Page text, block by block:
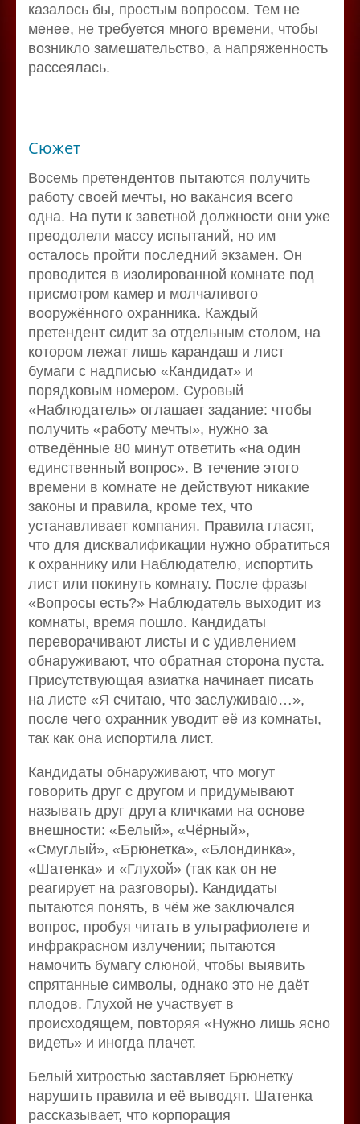
казалось бы, простым вопросом. Тем не
менее, не требуется много времени, чтобы
возникло замешательство, а напряженность
рассеялась.
Сюжет
Восемь претендентов пытаются получить
работу своей мечты, но вакансия всего
одна. На пути к заветной должности они уже
преодолели массу испытаний, но им
осталось пройти последний экзамен. Он
проводится в изолированной комнате под
присмотром камер и молчаливого
вооружённого охранника. Каждый
претендент сидит за отдельным столом, на
котором лежат лишь карандаш и лист
бумаги с надписью «Кандидат» и
порядковым номером. Суровый
«Наблюдатель» оглашает задание: чтобы
получить «работу мечты», нужно за
отведённые 80 минут ответить «на один
единственный вопрос». В течение этого
времени в комнате не действуют никакие
законы и правила, кроме тех, что
устанавливает компания. Правила гласят,
что для дисквалификации нужно обратиться
к охраннику или Наблюдателю, испортить
лист или покинуть комнату. После фразы
«Вопросы есть?» Наблюдатель выходит из
комнаты, время пошло. Кандидаты
переворачивают листы и с удивлением
обнаруживают, что обратная сторона пуста.
Присутствующая азиатка начинает писать
на листе «Я считаю, что заслуживаю…»,
после чего охранник уводит её из комнаты,
так как она испортила лист.
Кандидаты обнаруживают, что могут
говорить друг с другом и придумывают
называть друг друга кличками на основе
внешности: «Белый», «Чёрный»,
«Смуглый», «Брюнетка», «Блондинка»,
«Шатенка» и «Глухой» (так как он не
реагирует на разговоры). Кандидаты
пытаются понять, в чём же заключался
вопрос, пробуя читать в ультрафиолете и
инфракрасном излучении; пытаются
намочить бумагу слюной, чтобы выявить
спрятанные символы, однако это не даёт
плодов. Глухой не участвует в
происходящем, повторяя «Нужно лишь ясно
видеть» и иногда плачет.
Белый хитростью заставляет Брюнетку
нарушить правила и её выводят. Шатенка
рассказывает, что корпорация